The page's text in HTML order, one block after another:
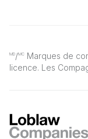
MD/MC Marques de
licence. Les